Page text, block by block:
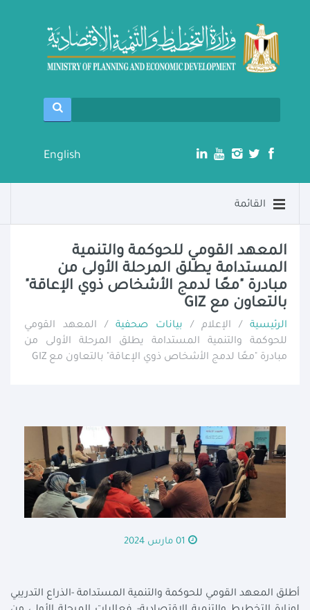
English
القائمة
المعهد القومي للحوكمة والتنمية
المستدامة يطلق المرحلة الأولى من
مبادرة "معًا لدمج الأشخاص ذوي الإعاقة"
بالتعاون مع GIZ
الرئيسية / الإعلام / بيانات صحفية / المعهد القومي
للحوكمة والتنمية المستدامة يطلق المرحلة الأولى من
مبادرة "معًا لدمج الأشخاص ذوي الإعاقة" بالتعاون مع GIZ
01 مارس 2024
أطلق المعهد القومي للحوكمة والتنمية المستدامة -الذراع التدريبي